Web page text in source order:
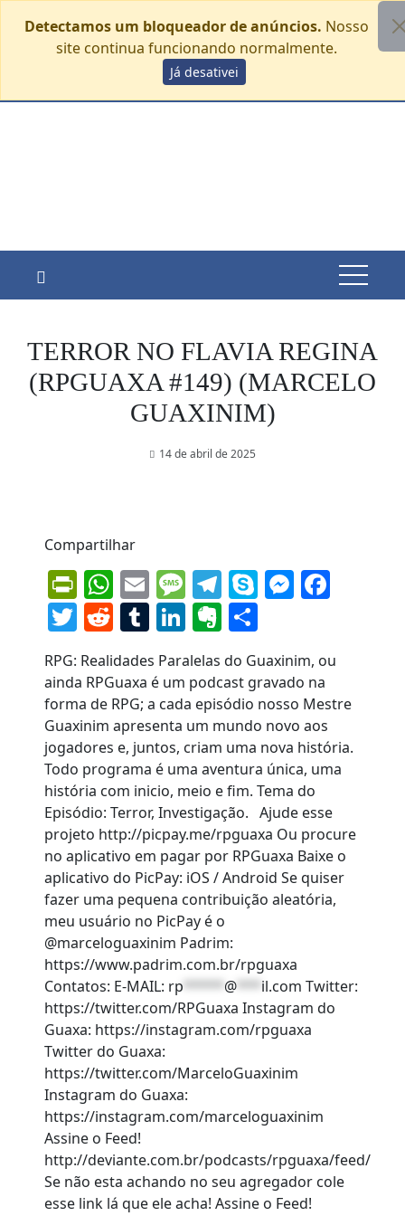
Detectamos um bloqueador de anúncios. Nosso
site continua funcionando normalmente.
Já desativei
to
domingo, agosto 9
TERROR NO FLAVIA REGINA
(RPGUAXA #149) (MARCELO
GUAXINIM)
14 de abril de 2025
Compartilhar
PrintFriendly
WhatsApp
EmailMessage
Telegram
Skype
Twitter
Reddit
Tumblr
LinkedIn
Evernote
RPG: Realidades Paralelas do Guaxinim, ou
ainda RPGuaxa é um podcast gravado na
forma de RPG; a cada episódio nosso Mestre
Guaxinim apresenta um mundo novo aos
jogadores e, juntos, criam uma nova história.
Todo programa é uma aventura única, uma
história com inicio, meio e fim. Tema do
Episódio: Terror, Investigação. Ajude esse
projeto http://picpay.me/rpguaxa Ou procure
no aplicativo em pagar por RPGuaxa Baixe o
aplicativo do PicPay: iOS / Android Se quiser
fazer uma pequena contribuição aleatória,
meu usuário no PicPay é o
@marceloguaxinim Padrim:
https://www.padrim.com.br/rpguaxa
Contatos: E-MAIL: rp ***** @*** il.com Twitter:
https://twitter.com/RPGuaxa Instagram do
Guaxa: https://instagram.com/rpguaxa
Twitter do Guaxa:
https://twitter.com/MarceloGuaxinim
Instagram do Guaxa:
https://instagram.com/marceloguaxinim
Assine o Feed!
http://deviante.com.br/podcasts/rpguaxa/feed/
Se não esta achando no seu agregador cole
esse link lá que ele acha! Assine o Feed!